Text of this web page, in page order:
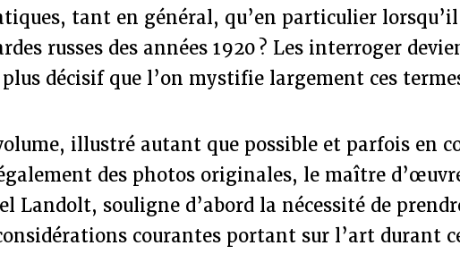
tant en général, qu’en particulier lorsqu’il
russes des années 1920 ? Les interroger
décisif que l’on mystifie largement ces
illustré autant que possible et parfois en
des photos originales, le maître
Landolt, souligne d’abord la nécessité de
courantes portant sur l’art durant